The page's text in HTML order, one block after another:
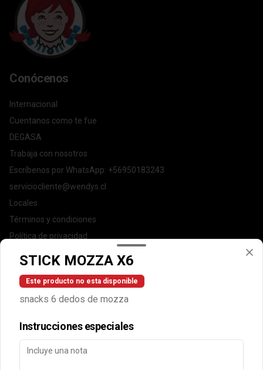
Conócenos
Internacional
Cuentanos como te fue
DEGASA
Trabaja con nosotros
Escríbenos por WhatsApp: +56950183243
serviciocliente@wendys.cl
Locales
Términos y condiciones
Política de privacidad
Redes sociales
Instagram
Facebook
Mi cuenta
STICK MOZZA X6
Este producto no esta disponible
snacks 6 dedos de mozza
Instrucciones especiales